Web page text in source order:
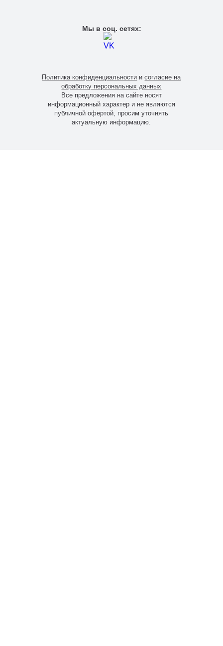
Мы в соц. сетях:
Все предложения на сайте носят
информационный характер и не являются
публичной офертой, просим уточнять
актуальную информацию.
Политика конфиденциальности исогласие на
обработку персональных данных